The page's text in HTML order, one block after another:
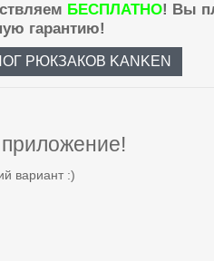
БЕСПЛАТНО! Вы
гарантию!
РЮКЗАКОВ KANKEN
вариант :)